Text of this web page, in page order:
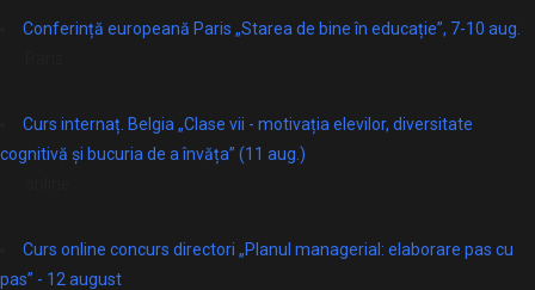
Conferință europeană Paris „Starea de bine în educație”, 7-10 aug.
Curs internaț. Belgia „Clase vii - motivația elevilor, diversitate
cognitivă și bucuria de a învăța” (11 aug.)
Curs online concurs directori „Planul managerial: elaborare pas cu
pas” - 12 august